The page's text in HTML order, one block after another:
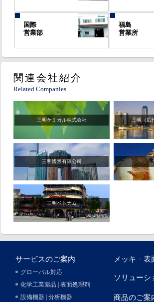
国際
営業部
福島
営業所
関連会社紹介
Related Companies
三明ケミカル株式会社 三明（広
三明國際有限公司
三明ベトナム
メッキ ・表
サービスのご案内
グローバル対応
化学工業薬品 | 表面処理剤
設備機器 | 分析機器
ソリューシ
商品のご案